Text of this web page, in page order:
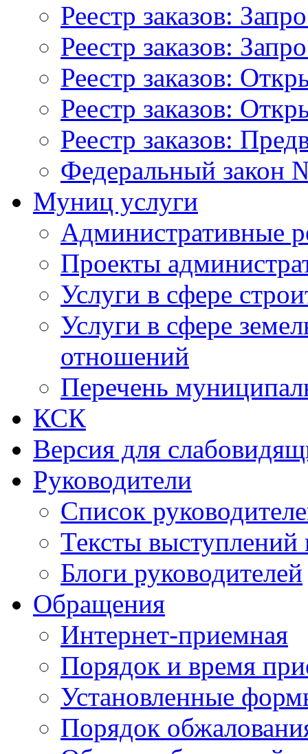
Реестр заказов:
Реестр заказов:
Реестр заказов:
Реестр заказов:
Реестр заказов:
Федеральный закон
Муниц услуги
Административные
Проекты
Услуги в сфере
Услуги в сфере
отношений
Перечень
КСК
Версия для
Руководители
Список
Тексты выступлений
Блоги руководителей
Обращения
Интернет-приемная
Порядок и время
Установленные
Порядок